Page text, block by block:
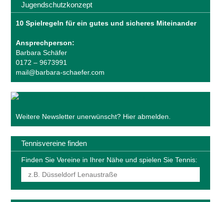
Jugendschutzkonzept
10 Spielregeln für ein gutes und sicheres Miteinander
Ansprechperson:
Barbara Schäfer
0172 – 9673991
mail@barbara-schaefer.com
Weitere Newsletter unerwünscht? Hier abmelden.
Tennisvereine finden
Finden Sie Vereine in Ihrer Nähe und spielen Sie Tennis: